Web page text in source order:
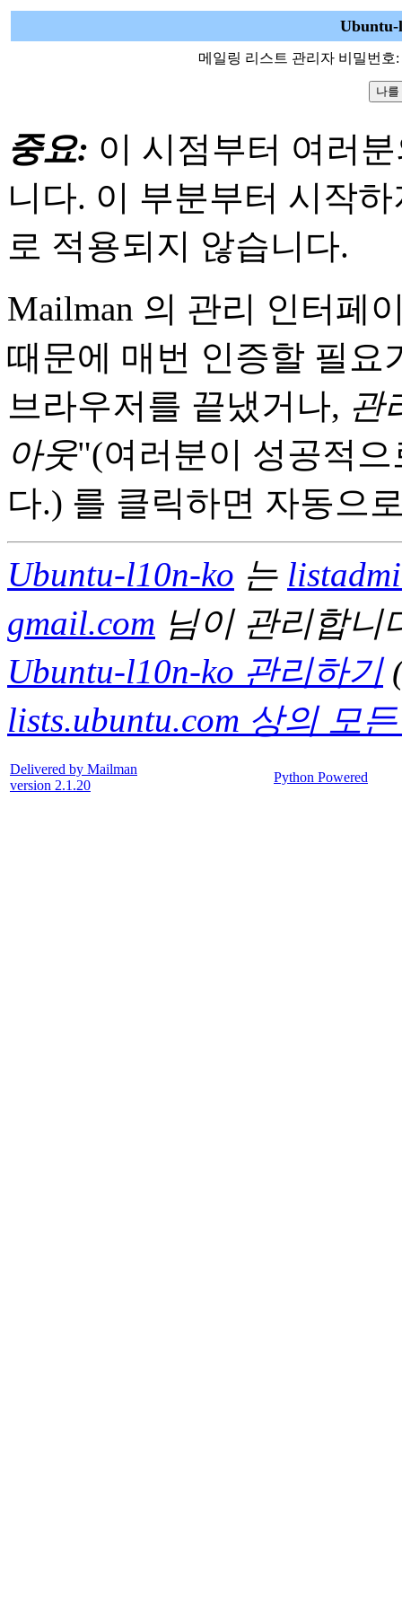
Ubuntu-
메일링 리스트 관리자 비밀번호:
중요: 이 시점부터 여러
니다. 이 부분부터 시작
로 적용되지 않습니다.
Mailman 의 관리 인터페
때문에 매번 인증할 필요
브라우저를 끝냈거나, 관
아웃"(여러분이 성공적
다.) 를 클릭하면 자동으
Ubuntu-l10n-ko 는
gmail.com 님이 관리합니
Ubuntu-l10n-ko 관리하기
lists.ubuntu.com 상의 모
Delivered by Mailman
version 2.1.20
Python Powered